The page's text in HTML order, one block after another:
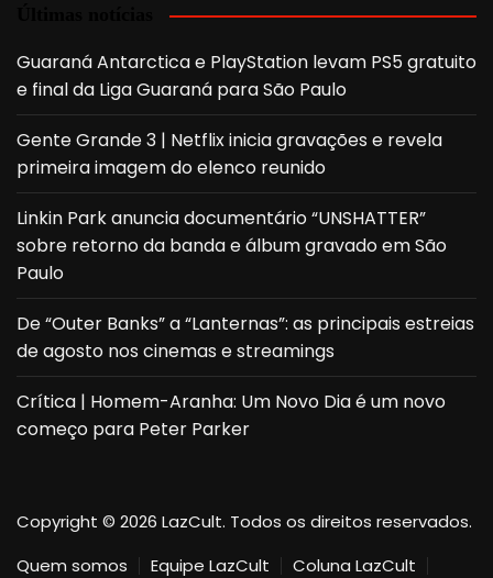
Guaraná Antarctica e PlayStation levam PS5 gratuito
e final da Liga Guaraná para São Paulo
Gente Grande 3 | Netflix inicia gravações e revela
primeira imagem do elenco reunido
Linkin Park anuncia documentário “UNSHATTER”
sobre retorno da banda e álbum gravado em São
Paulo
De “Outer Banks” a “Lanternas”: as principais estreias
de agosto nos cinemas e streamings
Crítica | Homem-Aranha: Um Novo Dia é um novo
começo para Peter Parker
Copyright © 2026 LazCult. Todos os direitos reservados.
Quem somos
Equipe LazCult Coluna LazCult